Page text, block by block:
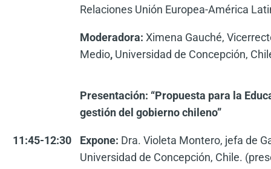
Relaciones Unión Europea-América
Moderadora: Ximena Gauché,
Medio, Universidad de Concepción,
11:45-12:30
Presentación: “Propuesta para la
gestión del gobierno chileno”
Expone: Dra. Violeta Montero, jefa de
Universidad de Concepción, Chile.